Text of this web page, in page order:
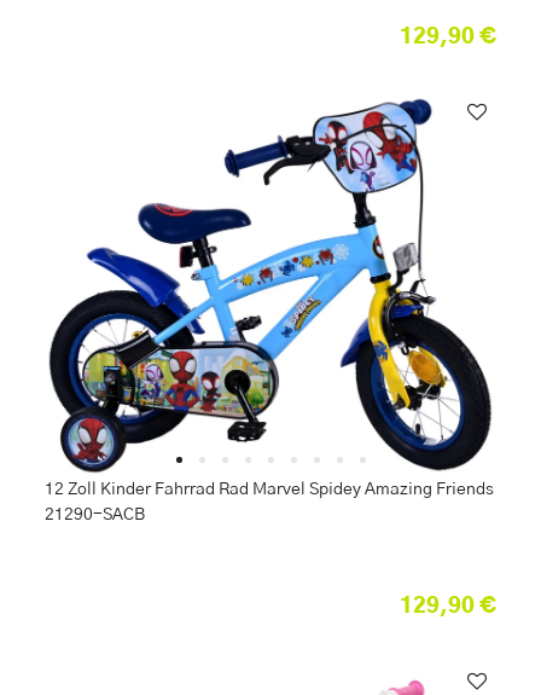
129,90 €
12 Zoll Kinder Fahrrad Rad Marvel Spidey Amazing Friends
21290-SACB
129,90 €